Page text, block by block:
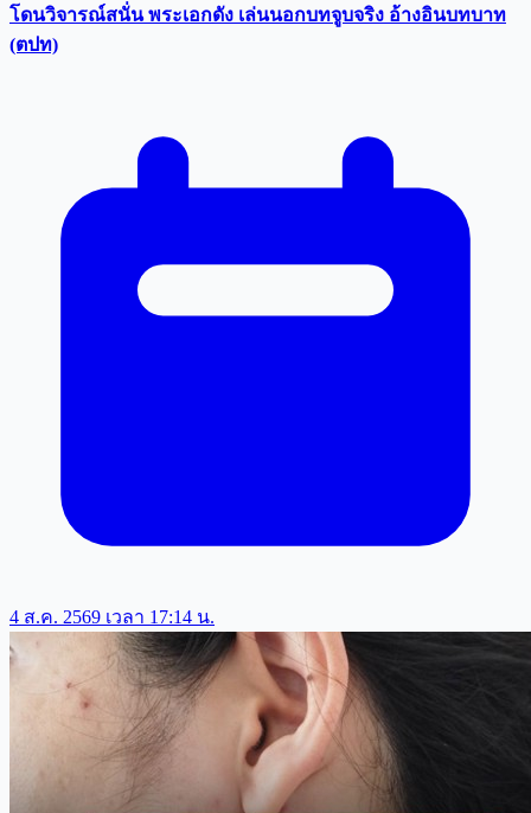
โดนวิจารณ์สนั่น พระเอกดัง เล่นนอกบทจูบจริง อ้างอินบทบาท
(ตปท)
4 ส.ค. 2569 เวลา 17:14 น.